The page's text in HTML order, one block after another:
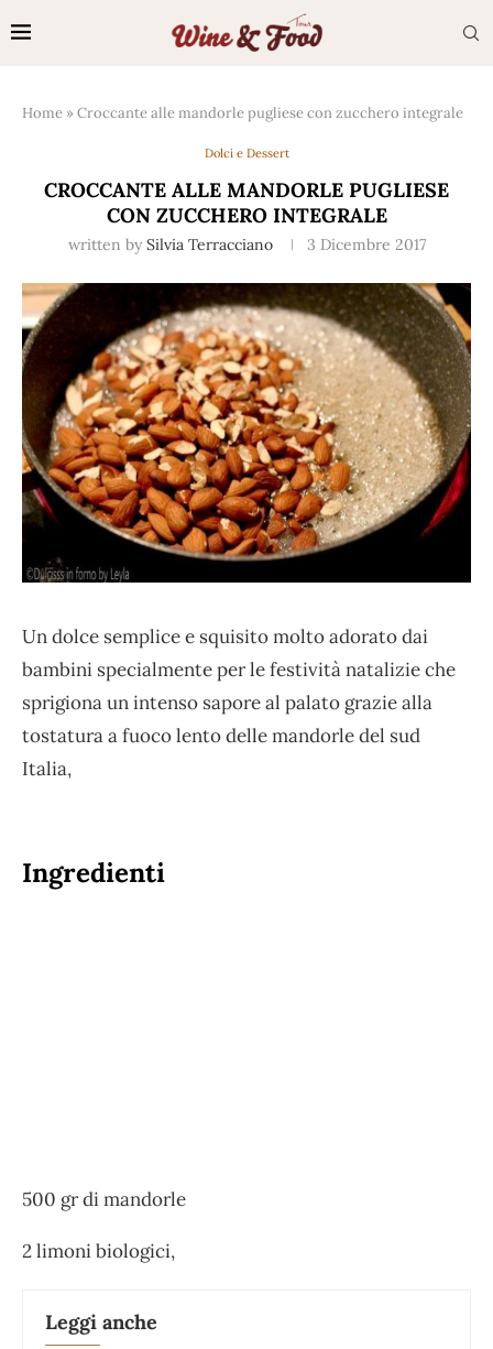
Home »Croccante alle mandorle pugliese con zucchero integrale
Dolci e Dessert
CROCCANTE ALLE MANDORLE PUGLIESE
CON ZUCCHERO INTEGRALE
written by Silvia Terracciano 3 Dicembre 2017
Un dolce semplice e squisito molto adorato dai
bambini specialmente per le festività natalizie che
sprigiona un intenso sapore al palato grazie alla
tostatura a fuoco lento delle mandorle del sud
Italia,
Ingredienti
500 gr di mandorle
2 limoni biologici,
Leggi anche